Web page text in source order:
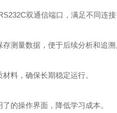
双通信端口，满足不同连接
测量数据，便于后续分析和追溯
料，确保长期稳定运行。
的操作界面，降低学习成本。